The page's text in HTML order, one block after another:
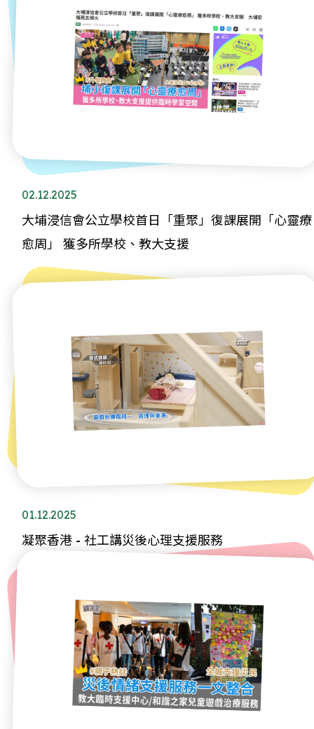
02.12.2025
大埔浸信會公立學校首日「重聚」復課展開「心靈療
愈周」 獲多所學校、教大支援
01.12.2025
凝聚香港 - 社工講災後心理支援服務